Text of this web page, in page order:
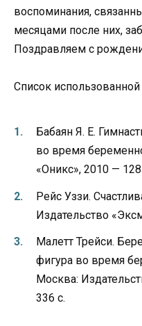
воспоминания,
месяцами после них,
Поздравляем с
Список использованной
Бабаян Я. Е.
во время
«Оникс», 2010 — 128
Рейс Уззи.
Издательство
Малетт Трейси.
фигура во время
Москва:
336 с.